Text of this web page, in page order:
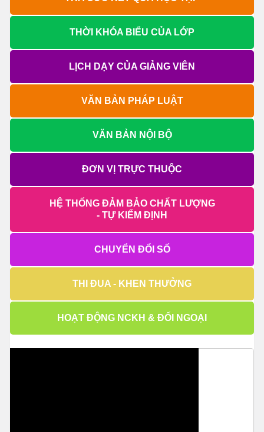
THỜI KHÓA BIỂU CỦA LỚP
LỊCH DẠY CỦA GIẢNG VIÊN
VĂN BẢN PHÁP LUẬT
VĂN BẢN NỘI BỘ
ĐƠN VỊ TRỰC THUỘC
HỆ THỐNG ĐẢM BẢO CHẤT LƯỢNG
- TỰ KIỂM ĐỊNH
CHUYỂN ĐỔI SỐ
THI ĐUA - KHEN THƯỞNG
HOẠT ĐỘNG NCKH & ĐỐI NGOẠI